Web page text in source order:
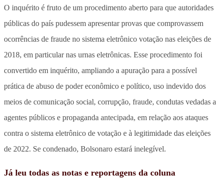
O inquérito é fruto de um procedimento aberto para que autoridades
públicas do país pudessem apresentar provas que comprovassem
ocorrências de fraude no sistema eletrônico votação nas eleições de
2018, em particular nas urnas eletrônicas. Esse procedimento foi
convertido em inquérito, ampliando a apuração para a possível
prática de abuso de poder econômico e político, uso indevido dos
meios de comunicação social, corrupção, fraude, condutas vedadas a
agentes públicos e propaganda antecipada, em relação aos ataques
contra o sistema eletrônico de votação e à legitimidade das eleições
de 2022. Se condenado, Bolsonaro estará inelegível.
Já leu todas as notas e reportagens da coluna